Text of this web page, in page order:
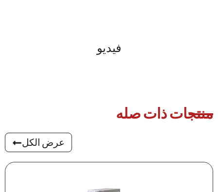
فيديو
منتجات ذات صله
عرض الكل